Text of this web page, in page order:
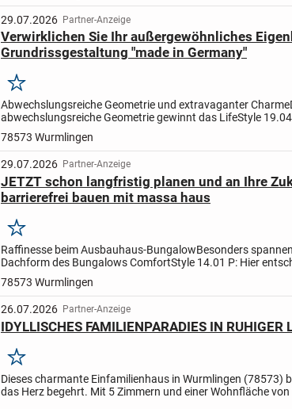
29.07.2026 Partner-Anzeige
Verwirklichen Sie Ihr außergewöhnliches
Grundrissgestaltung "made in Germany"
Merken
Abwechslungsreiche Geometrie und extravaganter Charme
abwechslungsreiche Geometrie gewinnt das LifeStyle 19.04
extravaganten Charme: Drei versetzt nebeneinander
78573 Wurmlingen
29.07.2026 Partner-Anzeige
JETZT schon langfristig planen und an Ihre
barrierefrei bauen mit massa haus
Merken
Raffinesse beim Ausbauhaus-BungalowBesonders
Dachform des Bungalows ComfortStyle 14.01 P: Hier
Architekten für die so ungewöhnliche wie attraktive Lösung...
78573 Wurmlingen
26.07.2026 Partner-Anzeige
IDYLLISCHES FAMILIENPARADIES IN RUHIGER
Merken
Dieses charmante Einfamilienhaus in Wurmlingen (78573)
das Herz begehrt. Mit 5 Zimmern und einer Wohnfläche von